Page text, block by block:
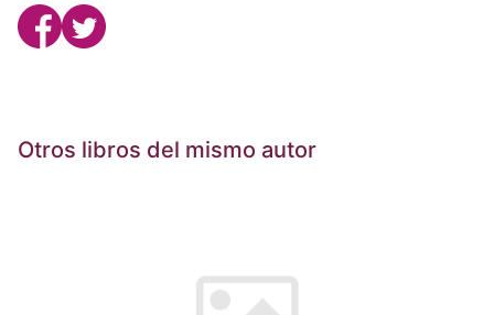
Otros libros del mismo autor